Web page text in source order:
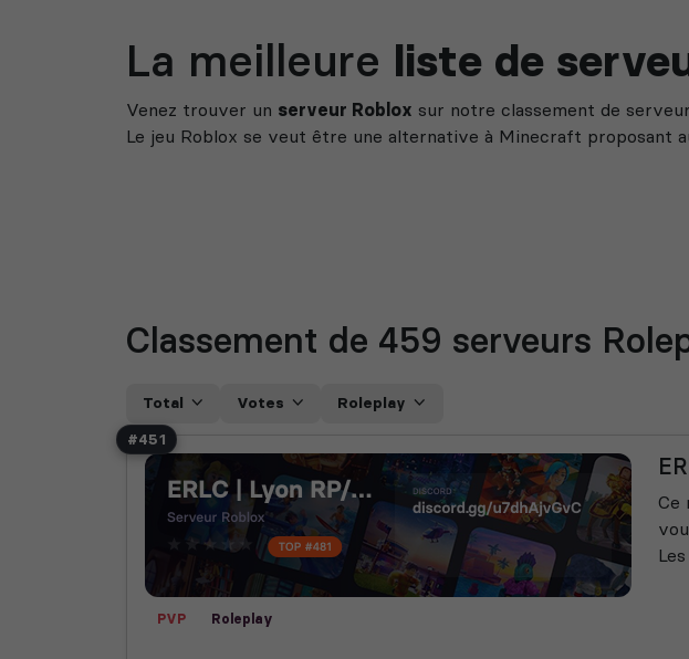
La meilleure liste de
Venez trouver un serveur Roblox sur notre classement de
Le jeu Roblox se veut être une alternative à Minecraft proposant
Classement de 459 serveurs
Total Votes Roleplay
#451
PVP Roleplay
Ce